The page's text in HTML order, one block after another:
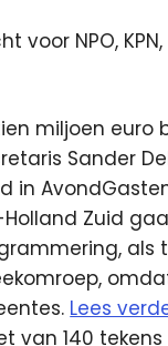
NPO,
miljoen
Sander
AvondGasten
Zuid
als
Lees
van 140